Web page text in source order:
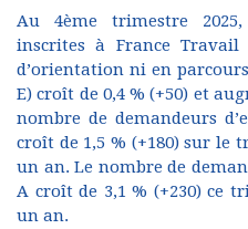
Au 4ème trimestre
inscrites à France
d’orientation ni en
E) croît de 0,4 % (+50) et
nombre de demandeurs
croît de 1,5 % (+180) sur le
un an. Le nombre de
A croît de 3,1 % (+230) ce
un an.